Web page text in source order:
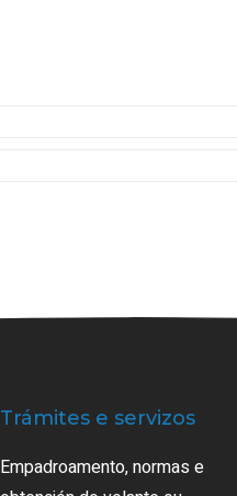
Trámites e servizos
Empadroamento, normas e